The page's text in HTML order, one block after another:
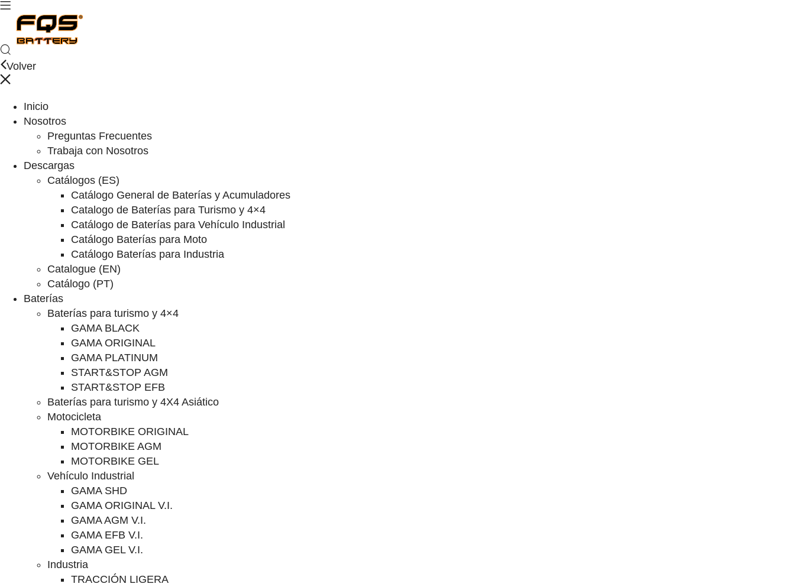
Volver
Inicio
Nosotros
Preguntas Frecuentes
Trabaja con Nosotros
Descargas
Catálogos (ES)
Catálogo General de Baterías y Acumuladores
Catalogo de Baterías para Turismo y 4×4
Catálogo de Baterías para Vehículo Industrial
Catálogo Baterías para Moto
Catálogo Baterías para Industria
Catalogue (EN)
Catálogo (PT)
Baterías
Baterías para turismo y 4×4
GAMA BLACK
GAMA ORIGINAL
GAMA PLATINUM
START&STOP AGM
START&STOP EFB
Baterías para turismo y 4X4 Asiático
Motocicleta
MOTORBIKE ORIGINAL
MOTORBIKE AGM
MOTORBIKE GEL
Vehículo Industrial
GAMA SHD
GAMA ORIGINAL V.I.
GAMA AGM V.I.
GAMA EFB V.I.
GAMA GEL V.I.
Industria
TRACCIÓN LIGERA